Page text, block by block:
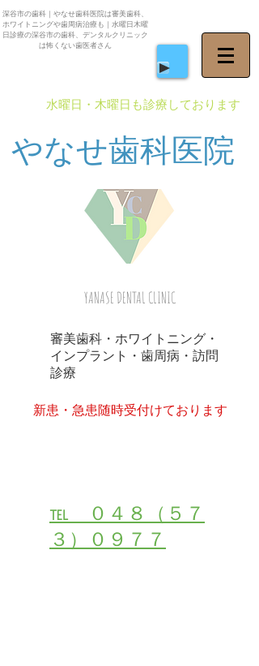
深谷市の歯科｜やなせ歯科医院は審美歯科、
ホワイトニングや歯周病治療も｜水曜日木曜
日診療の深谷市の歯科、デンタルクリニック
は怖くない歯医者さん
​水曜日・木曜日も診療しております
やなせ歯科医院
YANASE DENTAL CLINIC
審美歯科・ホワイトニング・
インプラント・歯周病・訪問
診療
​新患・急患随時受付けております
℡ ０４８（５７
３）０９７７